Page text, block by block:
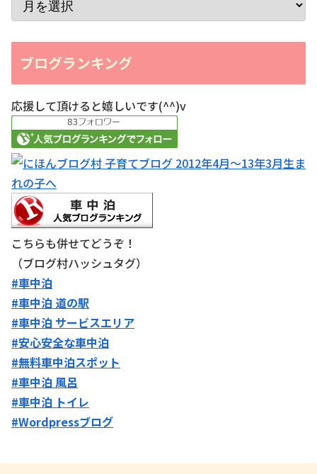
ブログランキング
応援して頂けると嬉しいです(^^)v
こちらも併せてどうぞ！
（ブログ村ハッシュタグ）
#車中泊
#車中泊 道の駅
#車中泊 サービスエリア
#安心安全な車中泊
#無料車中泊スポット
#車中泊 風呂
#車中泊 トイレ
#Wordpressブログ